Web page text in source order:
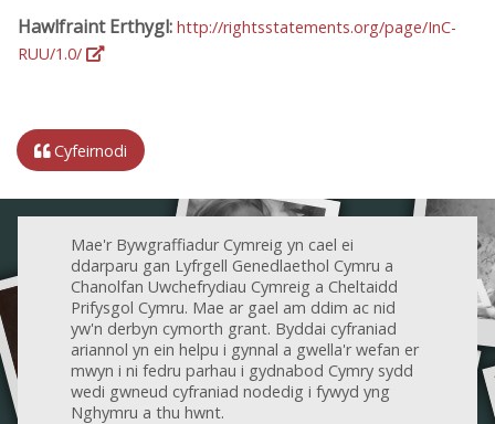
Hawlfraint Erthygl: http://rightsstatements.org/page/InC-
RUU/1.0/
Cyfeirnodi
Mae'r Bywgraffiadur Cymreig yn cael ei
ddarparu gan Lyfrgell Genedlaethol Cymru a
Chanolfan Uwchefrydiau Cymreig a Cheltaidd
Prifysgol Cymru. Mae ar gael am ddim ac nid
yw'n derbyn cymorth grant. Byddai cyfraniad
ariannol yn ein helpu i gynnal a gwella'r wefan er
mwyn i ni fedru parhau i gydnabod Cymry sydd
wedi gwneud cyfraniad nodedig i fywyd yng
Nghymru a thu hwnt.